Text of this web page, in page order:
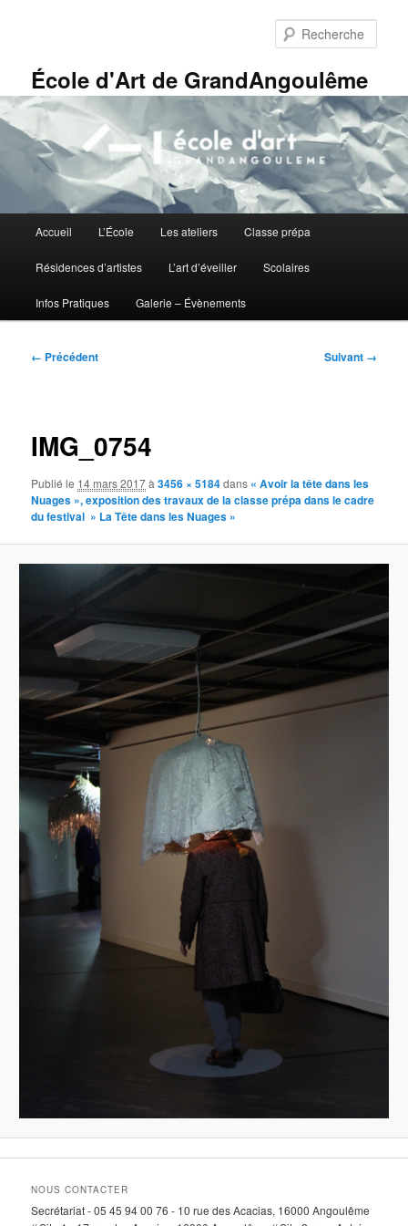
principalÉcole d'Art de GrandAngoulême
principal
Accueil L’École Les ateliers Classe prépa
Résidences d’artistes L’art d’éveiller Scolaires
Infos Pratiques Galerie – Évènements
Navigation
← Précédent Suivant →
IMG_0754
Publié le 14 mars 2017à3456 × 5184dans « Avoir la tête dans les
Nuages », exposition des travaux de la classe prépa dans le cadre
du festival » La Tête dans les Nuages »
NOUS CONTACTER
Secrétariat - 05 45 94 00 76 - 10 rue des Acacias, 16000 Angoulême